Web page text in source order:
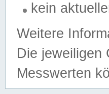
kein
Weitere
Die jeweiligen
Messwerten